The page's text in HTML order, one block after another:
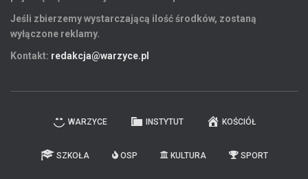
Jeśli zbierzemy wystarczającą ilość środków, zostaną
wyłączone reklamy.
Kontakt: redakcja@warzyce.pl
WARZYCE INSTYTUT KOŚCIÓŁ
SZKOŁA OSP KULTURA SPORT